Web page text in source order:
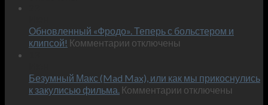
–
и
KeyOne
Обновленный «Фродо». Теперь с больстером и
клипсой! Комментарии к
«Фродо».
Теперь
отключены
Безумный Макс (Mad Max), или как мы прикоснулись
к закулисью фильма. Комментарии котключены